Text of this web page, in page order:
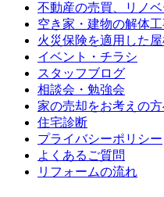
不動産の売買、リノ
空き家・建物の解体
火災保険を適用した
イベント・チラシ
スタッフブログ
相談会・勉強会
家の売却をお考えの
住宅診断
プライバシーポリシー
よくあるご質問
リフォームの流れ